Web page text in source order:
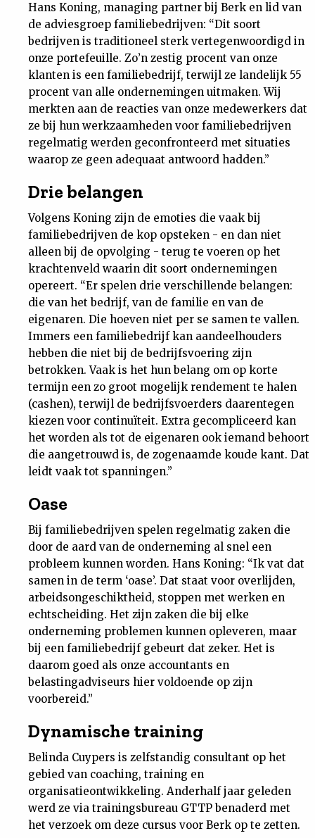
Hans Koning, managing partner bij Berk en lid van
de adviesgroep familiebedrijven: “Dit soort
bedrijven is traditioneel sterk vertegenwoordigd in
onze portefeuille. Zo’n zestig procent van onze
klanten is een familiebedrijf, terwijl ze landelijk 55
procent van alle ondernemingen uitmaken. Wij
merkten aan de reacties van onze medewerkers dat
ze bij hun werkzaamheden voor familiebedrijven
regelmatig werden geconfronteerd met situaties
waarop ze geen adequaat antwoord hadden.”
Drie belangen
Volgens Koning zijn de emoties die vaak bij
familiebedrijven de kop opsteken - en dan niet
alleen bij de opvolging - terug te voeren op het
krachtenveld waarin dit soort ondernemingen
opereert. “Er spelen drie verschillende belangen:
die van het bedrijf, van de familie en van de
eigenaren. Die hoeven niet per se samen te vallen.
Immers een familiebedrijf kan aandeelhouders
hebben die niet bij de bedrijfsvoering zijn
betrokken. Vaak is het hun belang om op korte
termijn een zo groot mogelijk rendement te halen
(cashen), terwijl de bedrijfsvoerders daarentegen
kiezen voor continuïteit. Extra gecompliceerd kan
het worden als tot de eigenaren ook iemand behoort
die aangetrouwd is, de zogenaamde koude kant. Dat
leidt vaak tot spanningen.”
Oase
Bij familiebedrijven spelen regelmatig zaken die
door de aard van de onderneming al snel een
probleem kunnen worden. Hans Koning: “Ik vat dat
samen in de term ‘oase’. Dat staat voor overlijden,
arbeidsongeschiktheid, stoppen met werken en
echtscheiding. Het zijn zaken die bij elke
onderneming problemen kunnen opleveren, maar
bij een familiebedrijf gebeurt dat zeker. Het is
daarom goed als onze accountants en
belastingadviseurs hier voldoende op zijn
voorbereid.”
Dynamische training
Belinda Cuypers is zelfstandig consultant op het
gebied van coaching, training en
organisatieontwikkeling. Anderhalf jaar geleden
werd ze via trainingsbureau GTTP benaderd met
het verzoek om deze cursus voor Berk op te zetten.